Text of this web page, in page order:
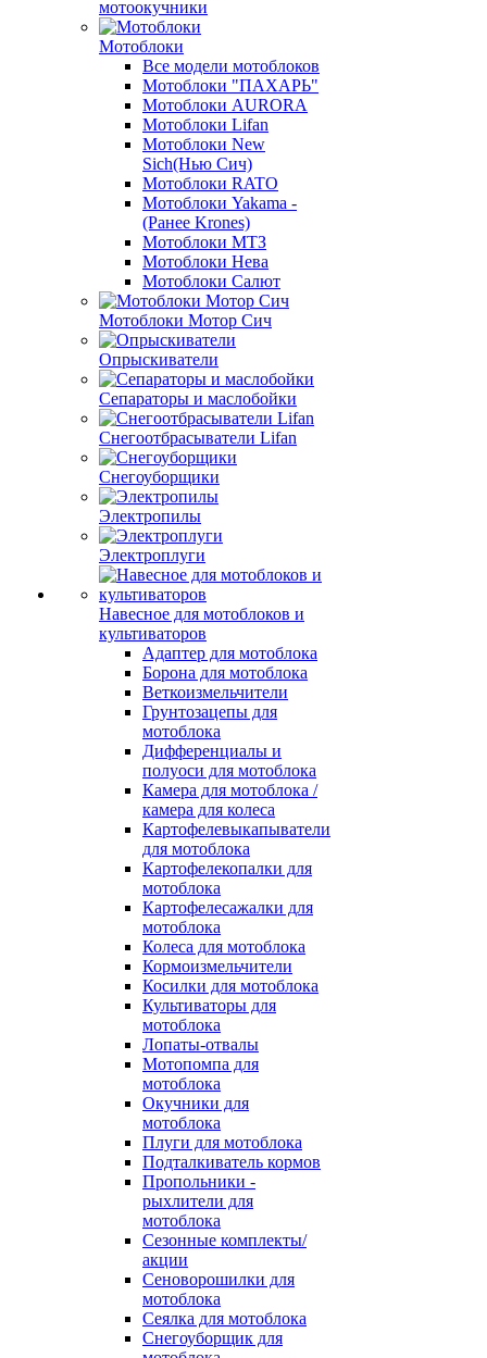
мотоокучники
Мотоблоки
Все модели мотоблоков
Мотоблоки "ПАХАРЬ"
Мотоблоки AURORA
Мотоблоки Lifan
Мотоблоки New
Sich(Нью Сич)
Мотоблоки RATO
Мотоблоки Yakama -
(Ранее Krones)
Мотоблоки МТЗ
Мотоблоки Нева
Мотоблоки Салют
Мотоблоки Мотор Сич
Опрыскиватели
Сепараторы и маслобойки
Снегоотбрасыватели Lifan
Снегоуборщики
Электропилы
Электроплуги
Навесное для мотоблоков и
культиваторов
Адаптер для мотоблока
Борона для мотоблока
Веткоизмельчители
Грунтозацепы для
мотоблока
Дифференциалы и
полуоси для мотоблока
Камера для мотоблока /
камера для колеса
Картофелевыкапыватели
для мотоблока
Картофелекопалки для
мотоблока
Картофелесажалки для
мотоблока
Колеса для мотоблока
Кормоизмельчители
Косилки для мотоблока
Культиваторы для
мотоблока
Лопаты-отвалы
Мотопомпа для
мотоблока
Окучники для
мотоблока
Плуги для мотоблока
Подталкиватель кормов
Пропольники -
рыхлители для
мотоблока
Сезонные комплекты/
акции
Сеноворошилки для
мотоблока
Сеялка для мотоблока
Снегоуборщик для